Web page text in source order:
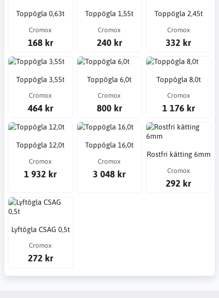
Toppögla 0,63t
Cromox
168 kr
Toppögla 1,55t
Cromox
240 kr
Toppögla 2,45t
Cromox
332 kr
Toppögla 3,55t
Cromox
464 kr
Toppögla 6,0t
Cromox
800 kr
Toppögla 8,0t
Cromox
1 176 kr
Toppögla 12,0t
Cromox
1 932 kr
Toppögla 16,0t
Cromox
3 048 kr
Rostfri kätting 6mm
Cromox
292 kr
Lyftögla CSAG 0,5t
Cromox
272 kr